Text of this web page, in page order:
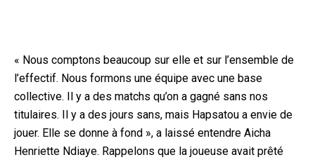
« Nous comptons beaucoup sur elle et sur l’ensemble de
l’effectif. Nous formons une équipe avec une base
collective. Il y a des matchs qu’on a gagné sans nos
titulaires. Il y a des jours sans, mais Hapsatou a envie de
jouer. Elle se donne à fond », a laissé entendre Aicha
Henriette Ndiaye. Rappelons que la joueuse avait prêté